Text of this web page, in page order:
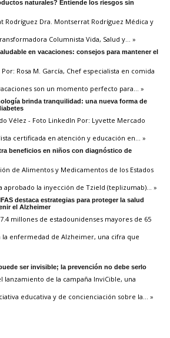
naturales? Entiende los riesgos sin
Rodríguez Dra. Montserrat Rodríguez Médica y
Columnista Vida, Salud y … »
en vacaciones: consejos para mantener el
Por: Rosa M. García, Chef especialista en comida
son un momento perfecto para … »
brinda tranquilidad: una nueva forma de
Vélez - Foto LinkedIn Por: Lyvette Mercado
certificada en atención y educación en … »
beneficios en niños con diagnóstico de
de Alimentos y Medicamentos de los Estados
aprobado la inyección de Tzield (teplizumab) … »
destaca estrategias para proteger la salud
el Alzheimer
millones de estadounidenses mayores de 65
la enfermedad de Alzheimer, una cifra que
ser invisible; la prevención no debe serlo
lanzamiento de la campaña InviCible, una
educativa y de concienciación sobre la … »